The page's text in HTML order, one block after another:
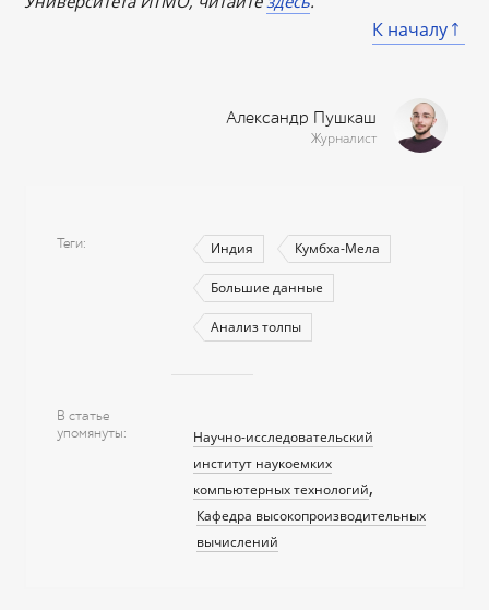
К началу
Александр Пушкаш
Журналист
Теги Индия Кумбха-Мела
Большие данные
Анализ толпы
В статье
упомянуты
Научно-исследовательский
институт наукоемких
компьютерных технологий
Кафедра высокопроизводительных
вычислений